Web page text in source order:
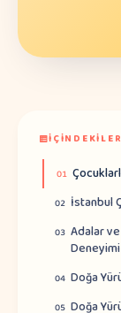
İÇINDEKILER
01
02 İstanbul
03 Adalar
Deneyimi
04 Doğa
05 Doğa